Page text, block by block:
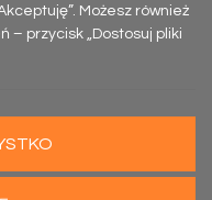
Możesz również
– przycisk „Dostosuj pliki